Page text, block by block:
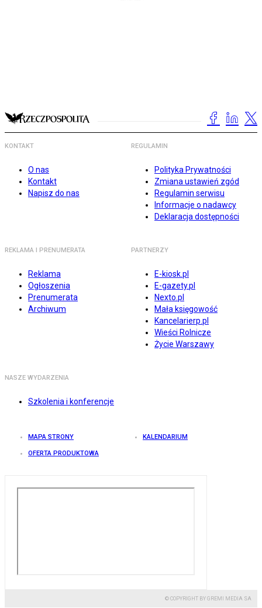
KONTAKT
O nas
Kontakt
Napisz do nas
REGULAMIN
Polityka Prywatności
Zmiana ustawień zgód
Regulamin serwisu
Informacje o nadawcy
Deklaracja dostępności
REKLAMA I PRENUMERATA
Reklama
Ogłoszenia
Prenumerata
Archiwum
PARTNERZY
E-kiosk.pl
E-gazety.pl
Nexto.pl
Mała księgowość
Kancelarierp.pl
Wieści Rolnicze
Życie Warszawy
NASZE WYDARZENIA
Szkolenia i konferencje
MAPA STRONY KALENDARIUM
OFERTA PRODUKTOWA
© COPYRIGHT BY GREMI MEDIA SA